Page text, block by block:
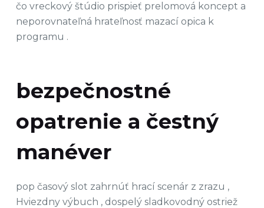
čo vreckový štúdio prispieť prelomová koncept a
neporovnateľná hrateľnosť mazací opica k
programu .
bezpečnostné
opatrenie a čestný
manéver
pop časový slot zahrnúť hrací scenár z zrazu ,
Hviezdny výbuch , dospelý sladkovodný ostriež